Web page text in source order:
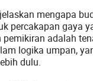
mengapa
percakapan gaya
pemikiran adalah
logika umpan,
dulu.